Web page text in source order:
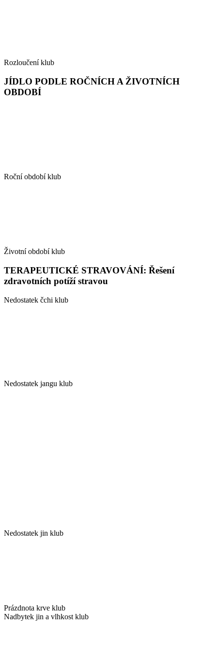
Rozloučení klub
JÍDLO PODLE ROČNÍCH A ŽIVOTNÍCH
OBDOBÍ
Roční období klub
Životní období klub
TERAPEUTICKÉ STRAVOVÁNÍ: Řešení
zdravotních potíží stravou
Nedostatek čchi klub
Nedostatek jangu klub
Nedostatek jin klub
Prázdnota krve klub
Nadbytek jin a vlhkost klub